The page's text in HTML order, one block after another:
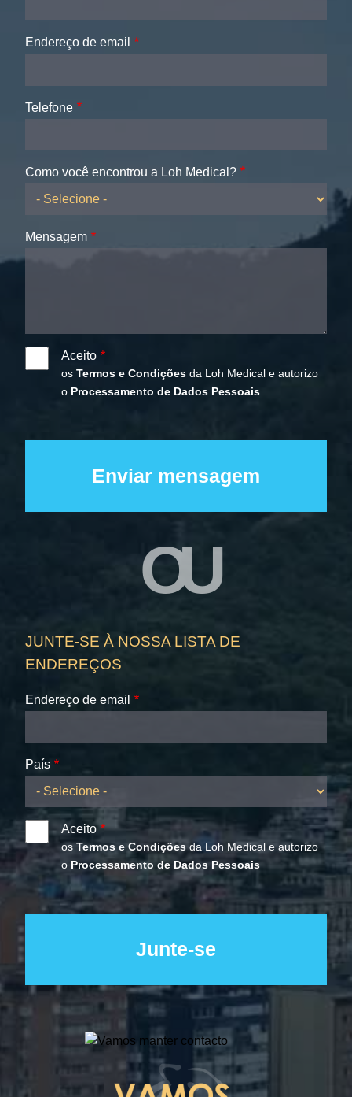
Endereço de email
Telefone
Como você encontrou a Loh Medical?
Mensagem
Aceito
osTermos e Condições da Loh Medical e autorizo
o Processamento de Dados Pessoais
OU
JUNTE-SE À NOSSA LISTA DE
ENDEREÇOS
Endereço de email
País
Aceito
osTermos e Condiçõesda Loh Medical e autorizo
o Processamento de Dados Pessoais